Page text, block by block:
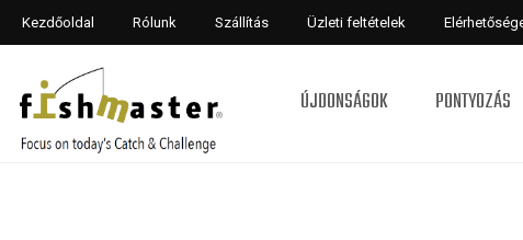
Kezdőoldal Rólunk Szállítás Üzleti feltételek
ÚJDONSÁGOK PONTYOZÁS